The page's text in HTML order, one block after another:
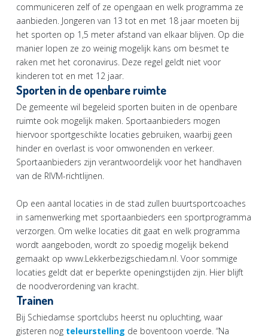
communiceren zelf of ze opengaan en welk programma ze
aanbieden. Jongeren van 13 tot en met 18 jaar moeten bij
het sporten op 1,5 meter afstand van elkaar blijven. Op die
manier lopen ze zo weinig mogelijk kans om besmet te
raken met het coronavirus. Deze regel geldt niet voor
kinderen tot en met 12 jaar.
Sporten in de openbare ruimte
De gemeente wil begeleid sporten buiten in de openbare
ruimte ook mogelijk maken. Sportaanbieders mogen
hiervoor sportgeschikte locaties gebruiken, waarbij geen
hinder en overlast is voor omwonenden en verkeer.
Sportaanbieders zijn verantwoordelijk voor het handhaven
van de RIVM-richtlijnen.
Op een aantal locaties in de stad zullen buurtsportcoaches
in samenwerking met sportaanbieders een sportprogramma
verzorgen. Om welke locaties dit gaat en welk programma
wordt aangeboden, wordt zo spoedig mogelijk bekend
gemaakt op www.Lekkerbezigschiedam.nl. Voor sommige
locaties geldt dat er beperkte openingstijden zijn. Hier blijft
de noodverordening van kracht.
Trainen
Bij Schiedamse sportclubs heerst nu opluchting, waar
gisteren nog teleurstelling de boventoon voerde. “Na